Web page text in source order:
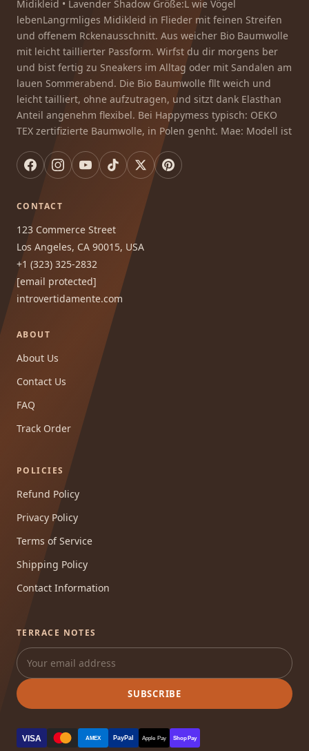
Midikleid • Lavender Shadow Größe:L wie Vögel
lebenLangrmliges Midikleid in Flieder mit feinen Streifen
und offenem Rckenausschnitt. Aus weicher Bio Baumwolle
mit leicht taillierter Passform. Wirfst du dir morgens ber
und bist fertig zu Sneakers im Alltag oder mit Sandalen am
lauen Sommerabend. Die Bio Baumwolle fllt weich und
leicht tailliert, ohne aufzutragen, und sitzt dank Elasthan
Anteil angenehm flexibel. Bei Happymess typisch: OEKO
TEX zertifizierte Baumwolle, in Polen genht. Mae: Modell ist
CONTACT
123 Commerce Street
Los Angeles, CA 90015, USA
+1 (323) 325-2832
[email protected]
introvertidamente.com
ABOUT
About Us
Contact Us
FAQ
Track Order
POLICIES
Refund Policy
Privacy Policy
Terms of Service
Shipping Policy
Contact Information
TERRACE NOTES
SUBSCRIBE
VISA AMEX PayPal Apple Pay Shop Pay